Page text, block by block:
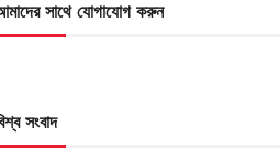
সাথে যোগাযোগ করুন
সংবাদ